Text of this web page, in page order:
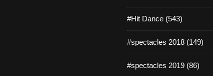
#Hit Dance (543)
#spectacles 2018 (149)
#spectacles 2019 (86)